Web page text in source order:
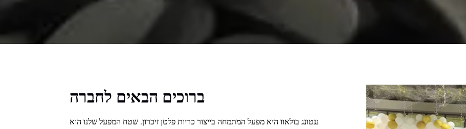
ברוכים הבאים לחברה
ננטונג בולאוו היא מפעל המתמחה בייצור כריות פלטן זיכרון. שטח המפעל שלנו הוא